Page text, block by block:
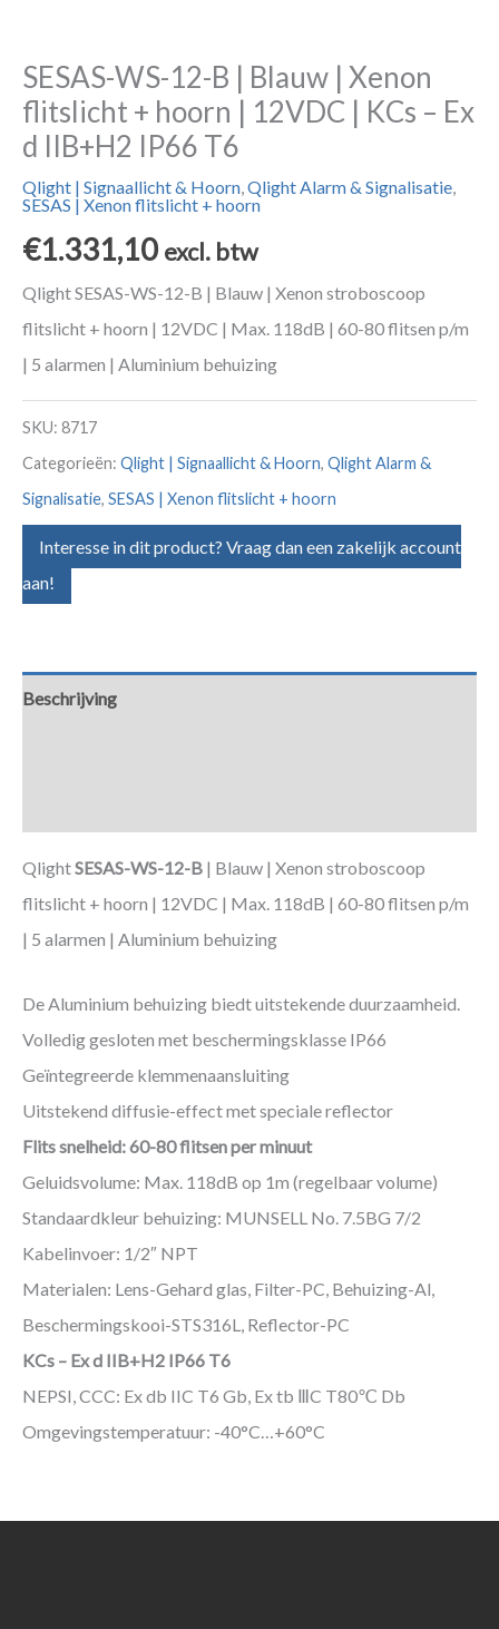
SESAS-WS-12-B | Blauw | Xenon
flitslicht + hoorn | 12VDC | KCs – Ex
d IIB+H2 IP66 T6
Qlight | Signaallicht & Hoorn,Qlight Alarm & Signalisatie,
SESAS | Xenon flitslicht + hoorn
€1.331,10 excl. btw
Qlight SESAS-WS-12-B | Blauw | Xenon stroboscoop
flitslicht + hoorn | 12VDC | Max. 118dB | 60-80 flitsen p/m
| 5 alarmen | Aluminium behuizing
SKU: 8717
Categorieën: Qlight | Signaallicht & Hoorn, Qlight Alarm &
Signalisatie, SESAS | Xenon flitslicht + hoorn
Interesse in dit product? Vraag dan een zakelijk account
aan!
Beschrijving
QlightSESAS-WS-12-B | Blauw | Xenon stroboscoop
flitslicht + hoorn | 12VDC | Max. 118dB | 60-80 flitsen p/m
| 5 alarmen | Aluminium behuizing
De Aluminium behuizing biedt uitstekende duurzaamheid.
Volledig gesloten met beschermingsklasse IP66
Geïntegreerde klemmenaansluiting
Uitstekend diffusie-effect met speciale reflector
Flits snelheid: 60-80 flitsen per minuut
Geluidsvolume: Max. 118dB op 1m (regelbaar volume)
Standaardkleur behuizing: MUNSELL No. 7.5BG 7/2
Kabelinvoer: 1/2″ NPT
Materialen: Lens-Gehard glas, Filter-PC, Behuizing-Al,
Beschermingskooi-STS316L, Reflector-PC
KCs – Ex d IIB+H2 IP66 T6
NEPSI, CCC: Ex db IIC T6 Gb, Ex tb ⅢC T80℃ Db
Omgevingstemperatuur: -40°C…+60°C